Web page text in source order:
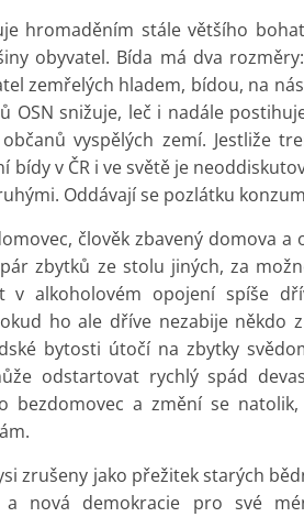
hromaděním stále většího
obyvatel. Bída má dva
zemřelých hladem, bídou, na
OSN snižuje, leč i nadále
vyspělých zemí. Jestliže
bídy v ČR i ve světě je
Oddávají se pozlátku
člověk zbavený domova
zbytků ze stolu jiných, za
v alkoholovém opojení spíše
ho ale dříve nezabije někdo
bytosti útočí na zbytky
odstartovat rychlý spád
bezdomovec a změní se
zrušeny jako přežitek starých
a nová demokracie pro své